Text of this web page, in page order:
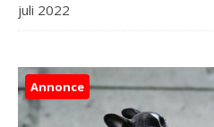
juli 2022
Annonce